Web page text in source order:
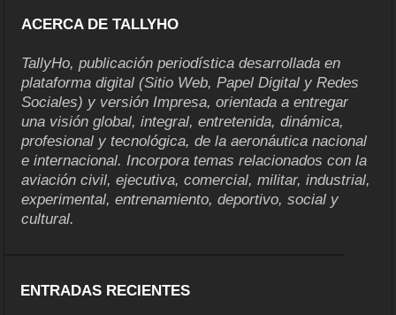
ACERCA DE TALLYHO
TallyHo, publicación periodística desarrollada en
plataforma digital (Sitio Web, Papel Digital y Redes
Sociales) y versión Impresa, orientada a entregar
una visión global, integral, entretenida, dinámica,
profesional y tecnológica, de la aeronáutica nacional
e internacional. Incorpora temas relacionados con la
aviación civil, ejecutiva, comercial, militar, industrial,
experimental, entrenamiento, deportivo, social y
cultural.
ENTRADAS RECIENTES